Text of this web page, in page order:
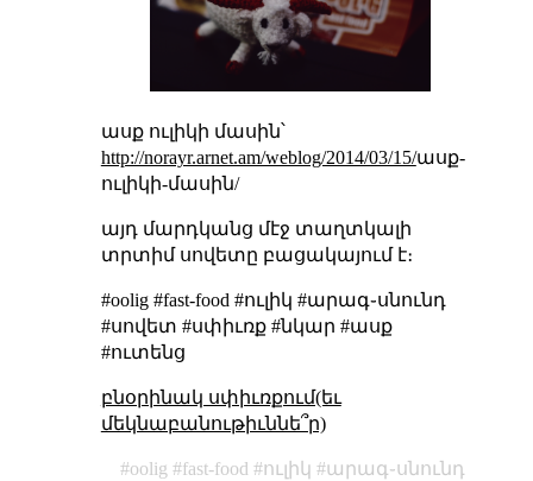
ասք ուլիկի մասին՝
http://norayr.arnet.am/weblog/2014/03/15/ասք-
ուլիկի-մասին/
այդ մարդկանց մէջ տաղտկալի
տրտիմ սովետը բացակայում է։
#oolig #fast-food #ուլիկ #արագ֊սնունդ
#սովետ #սփիւռք #նկար #ասք
#ուտենց
բնօրինակ սփիւռքում(եւ
մեկնաբանութիւննե՞ր)
oolig fast-food ուլիկ
արագ֊սնունդ